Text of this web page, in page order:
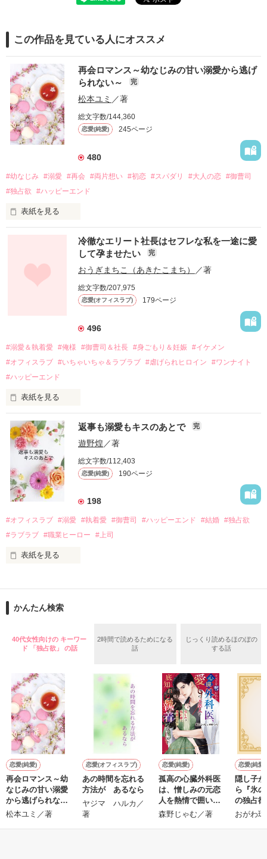
この作品を見ている人にオススメ
再会ロマンス～幼なじみの甘い溺愛から逃げ
られない～
完
松本ユミ ／著
総文字数/144,360
恋愛(純愛) 245ページ
480
#幼なじみ #溺愛 #再会 #両片想い #初恋 #スパダリ #大人の恋 #御曹司
#独占欲
#ハッピーエンド
表紙を見る
幼なじみの哲平に淡い恋心を抱いていた美桜。
しかし、ある出来事をきっかけに二人の関係は壊れてしまう。
関係修復もできないまま、美桜は両親の離婚によって
引っ越すことになり、哲平とも離れ離れになった。
それから約十二年後。
過去の傷から、二度と会いたくないと思っていた哲平に
運命のような再会を果たす。
酔った勢いで一夜を共にしてしまった。
さらに、美桜が初めてだと知った哲平は
『責任をとる、結婚しよう』と真っ直ぐに告げてきた。
戸惑う美桜とは裏腹に、好きという気持ちを隠すことなく
甘やかしてくる。
そんなある日、哲平は美桜がストーカー被害に
遭っていることを知る。
美桜を守るため、哲平は同居を提案してきて――。
夏木美桜(なつきみお)
鳴海哲平 (なるみてっぺい)
2026.6.5～2026.7.25
＊以前、公開していた話の改稿版です＊
作品を読む
冷徹なエリート社長はセフレな私を一途に愛
して孕ませたい
完
おうぎまちこ（あきたこまち） ／著
総文字数/207,975
恋愛(オフィスラブ) 179ページ
496
#溺愛＆執着愛 #俺様 #御曹司＆社長 #身ごもり＆妊娠 #イケメン
#オフィスラブ #いちゃいちゃ＆ラブラブ #虐げられヒロイン
#ワンナイト
#ハッピーエンド
表紙を見る
おかしな噂を流されて前の職場でうまくいかなかった梅田美
桜は、海外で傷心旅行をしていたところ、日本人美青年と出会
い、酒の勢いもあり一夜限りの関係となる。
帰国後、美桜は新しい職場でワンナイトした美青年と再会。
なんと彼の正体は、とある財閥御曹司にも関わらず、一族を離
れて起業した新進気鋭の実業家、社内でも冷徹だと評判な社長
――御影恭司その人だったのだ――！
なぜか恭司から飼い猫の世話係を命じられた美桜は、猫の世
の関係となってしまい――？
返事も溺愛もキスのあとで 完
遊野煌 ／著
総文字数/112,403
恋愛(純愛) 190ページ
198
#オフィスラブ #溺愛 #執着愛 #御曹司 #ハッピーエンド #結婚 #独占欲
#ラブラブ #職業ヒーロー #上司
表紙を見る
ションの企画戦略室で働いている。
めた、同期で恋人の石垣守（26）がいるのだが、後輩の姫原由
いた。
守と由羅から『便利屋雛子』と馬鹿にされ、一人こっそり泣い
た上、同居まで提案してきて──？
鷹哉『宜しくな、俺の雛子』🦅
雛子『俺の……ひぃ、雛子？！！！』🐥
シゴデキで冷徹な上司が見せる素顔は、なぜか想像以上に甘く
て……🐥💓🦅
※表紙も作中使用の画像も全てフリー素材です。
※執筆期間2026.6.3〜7.20完結です。
※他サイトさんにて恋愛トレンド1位でした〜良かったら読ん
で頂けると嬉しいです。
かんたん検索
40代女性向けの キーワー
ド 「独占欲」 の話
2時間で読めるためになる
話
じっくり読めるほのぼの
する話
恋愛(純愛)
再会ロマンス～幼
なじみの甘い溺愛
から逃げられない
～
松本ユミ／著
恋愛(オフィスラブ)
あの時間を忘れる
方法が あるなら
ヤジマ ハルカ／
著
恋愛(純愛)
孤高の心臓外科医
は、憎しみの元恋
人を熱情で囲い込
む
森野じゃむ／著
恋愛(純愛)
隠し子
ら『氷
の独占
きまし
おがわ